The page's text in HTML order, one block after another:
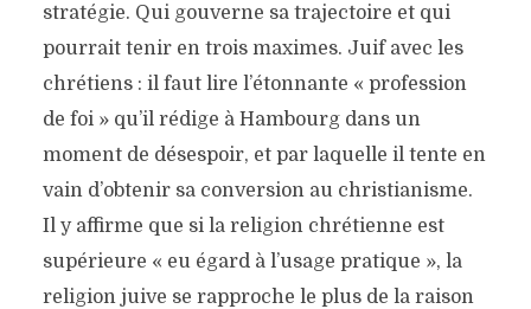
stratégie. Qui gouverne sa trajectoire et qui
pourrait tenir en trois maximes. Juif avec les
chrétiens : il faut lire l’étonnante « profession
de foi » qu’il rédige à Hambourg dans un
moment de désespoir, et par laquelle il tente en
vain d’obtenir sa conversion au christianisme.
Il y affirme que si la religion chrétienne est
supérieure « eu égard à l’usage pratique », la
religion juive se rapproche le plus de la raison